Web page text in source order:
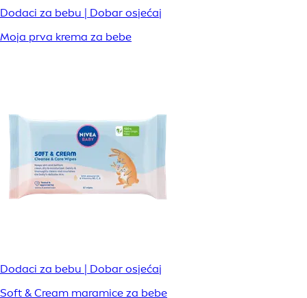
Dodaci za bebu | Dobar osjećaj
Moja prva krema za bebe
Dodaci za bebu | Dobar osjećaj
Soft & Cream maramice za bebe